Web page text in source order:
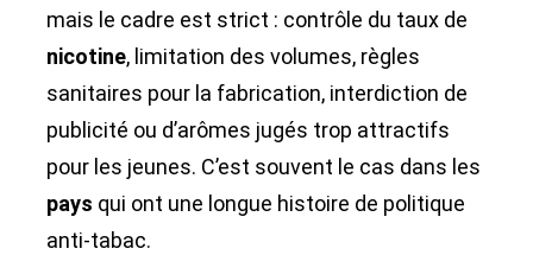
mais le cadre est strict : contrôle du taux de
nicotine, limitation des volumes, règles
sanitaires pour la fabrication, interdiction de
publicité ou d’arômes jugés trop attractifs
pour les jeunes. C’est souvent le cas dans les
pays qui ont une longue histoire de politique
anti-tabac.